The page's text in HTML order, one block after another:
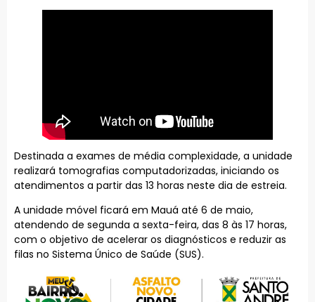
Destinada a exames de média complexidade, a unidade
realizará tomografias computadorizadas, iniciando os
atendimentos a partir das 13 horas neste dia de estreia.
A unidade móvel ficará em Mauá até 6 de maio,
atendendo de segunda a sexta-feira, das 8 às 17 horas,
com o objetivo de acelerar os diagnósticos e reduzir as
filas no Sistema Único de Saúde (SUS).